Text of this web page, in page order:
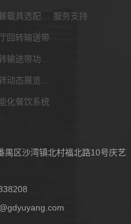
载具选配
回转输送带
化餐饮系统
服务支持
禺区沙湾镇北村福北路10号庆艺